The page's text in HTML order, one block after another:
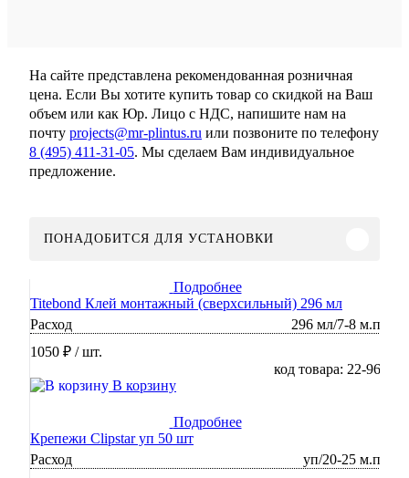
На сайте представлена рекомендованная розничная
цена. Если Вы хотите купить товар со скидкой на Ваш
объем или как Юр. Лицо с НДС, напишите нам на
почту projects@mr-plintus.ru или позвоните по телефону
8 (495) 411-31-05. Мы сделаем Вам индивидуальное
предложение.
ПОНАДОБИТСЯ ДЛЯ УСТАНОВКИ
Подробнее
Titebond Клей монтажный (сверхсильный) 296 мл
Расход
296 мл/7-8 м.п
1050 ₽ / шт.
код товара: 22-96
В корзину
Подробнее
Крепежи Clipstar уп 50 шт
Расход
уп/20-25 м.п